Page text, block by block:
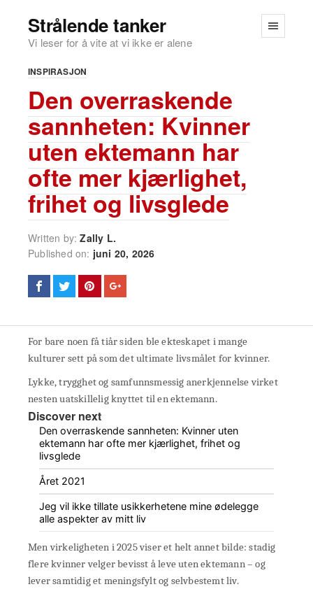
Strålende tanker
Vi leser for å vite at vi ikke er alene
INSPIRASJON
Den overraskende
sannheten: Kvinner
uten ektemann har
ofte mer kjærlighet,
frihet og livsglede
Written by:Zally L.
Published on: juni 20, 2026
For bare noen få tiår siden ble ekteskapet i mange
kulturer sett på som det ultimate livsmålet for kvinner.
Lykke, trygghet og samfunnsmessig anerkjennelse virket
nesten uatskillelig knyttet til en ektemann.
Discover next
Den overraskende sannheten: Kvinner uten
ektemann har ofte mer kjærlighet, frihet og
livsglede
Året 2021
Jeg vil ikke tillate usikkerhetene mine ødelegge
alle aspekter av mitt liv
Men virkeligheten i 2025 viser et helt annet bilde: stadig
flere kvinner velger bevisst å leve uten ektemann – og
lever samtidig et meningsfylt og selvbestemt liv.